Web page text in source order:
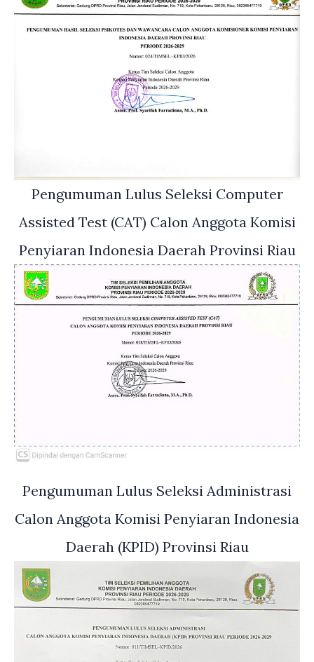
Pengumuman Lulus Seleksi Computer
Assisted Test (CAT) Calon Anggota Komisi
Penyiaran Indonesia Daerah Provinsi Riau
Pengumuman Lulus Seleksi Administrasi
Calon Anggota Komisi Penyiaran Indonesia
Daerah (KPID) Provinsi Riau